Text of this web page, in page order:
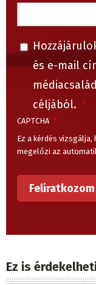
és e-mail
céljából.
CAPTCHA
Ez a kérdés
megelőzi az
Ez is